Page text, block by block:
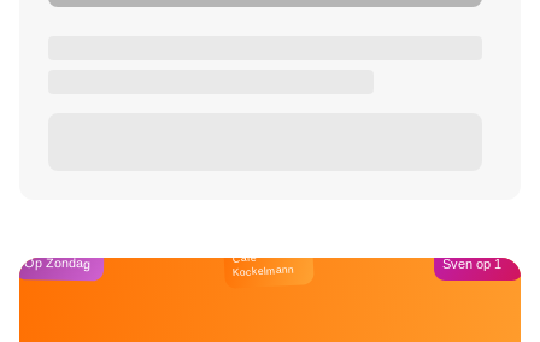
Op Zondag Café
Kockelmann Sven op 1